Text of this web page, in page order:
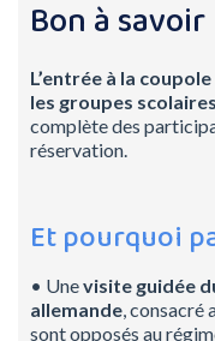
Bon à savoir
L’entrée à la
les groupes scolaires.
complète des
réservation.
Et pourquoi
• Unevisite guidée
allemande , consacré
sont opposés au